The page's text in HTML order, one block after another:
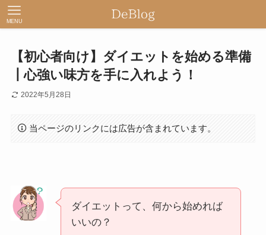
MENU
【初心者向け】ダイエットを始める準備
┃心強い味方を手に入れよう！
2022年5月28日
当ページのリンクには広告が含まれています。
ダイエットって、何から始めれば
いいの？